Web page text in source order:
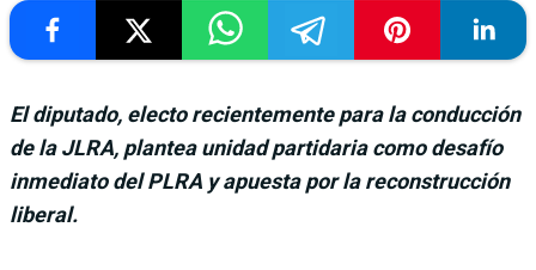
El diputado, electo recientemente para la conducción
de la JLRA, plantea unidad partidaria como desafío
inmediato del PLRA y apuesta por la reconstrucción
liberal.